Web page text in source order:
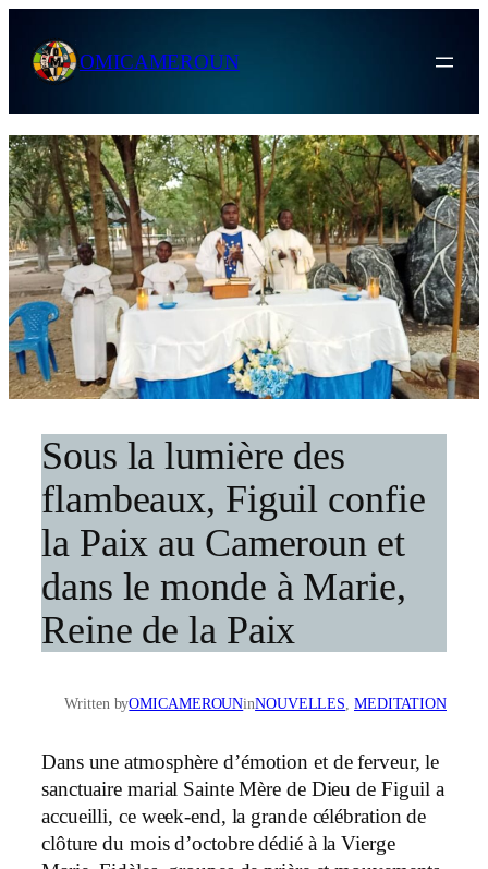
content
OMICAMEROUN
Sous la lumière des
flambeaux, Figuil confie
la Paix au Cameroun et
dans le monde à Marie,
Reine de la Paix
Written byOMICAMEROUNinNOUVELLES MEDITATION
Dans une atmosphère d’émotion et de ferveur, le
sanctuaire marial Sainte Mère de Dieu de Figuil a
accueilli, ce week-end, la grande célébration de
clôture du mois d’octobre dédié à la Vierge